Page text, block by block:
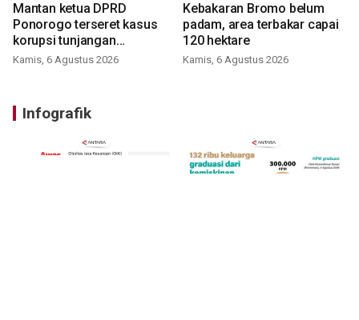
Mantan ketua DPRD
Ponorogo terseret kasus
korupsi tunjangan
perumahan
Kamis, 6 Agustus 2026
Kebakaran Bromo belum
padam, area terbakar capai
120 hektare
Kamis, 6 Agustus 2026
Infografik